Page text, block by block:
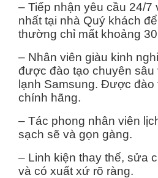
– Tiếp nhận yêu cầu 24/7
nhất tại nhà Quý khách
thường chỉ mất khoảng
– Nhân viên giàu kinh
được đào tạo chuyên
lạnh Samsung. Được đào
chính hãng.
– Tác phong nhân viên
sạch sẽ và gọn gàng.
– Linh kiện thay thế, sửa
và có xuất xứ rõ ràng.